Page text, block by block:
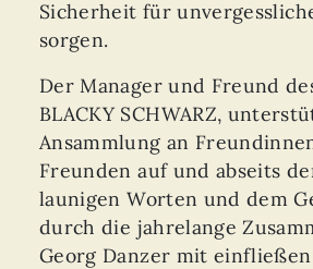
Sicherheit für
sorgen.
Der Manager und Freund
BLACKY SCHWARZ,
Ansammlung an
Freunden auf und abseits
launigen Worten und dem
durch die jahrelange
Georg Danzer mit einfließen